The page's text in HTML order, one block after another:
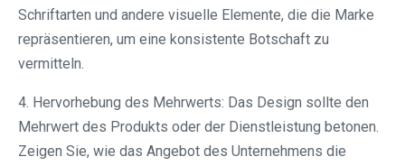
Schriftarten und andere visuelle Elemente, die die Marke
repräsentieren, um eine konsistente Botschaft zu
vermitteln.
4. Hervorhebung des Mehrwerts: Das Design sollte den
Mehrwert des Produkts oder der Dienstleistung betonen.
Zeigen Sie, wie das Angebot des Unternehmens die